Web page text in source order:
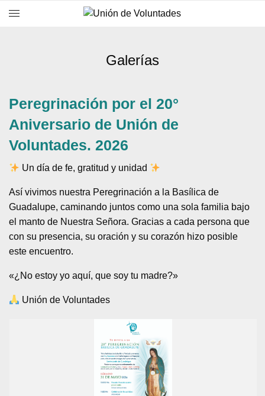
Galerías
Peregrinación por el 20°
Aniversario de Unión de
Voluntades. 2026
Un día de fe, gratitud y unidad
Así vivimos nuestra Peregrinación a la Basílica de
Guadalupe, caminando juntos como una sola familia bajo
el manto de Nuestra Señora. Gracias a cada persona que
con su presencia, su oración y su corazón hizo posible
este encuentro.
«¿No estoy yo aquí, que soy tu madre?»
Unión de Voluntades